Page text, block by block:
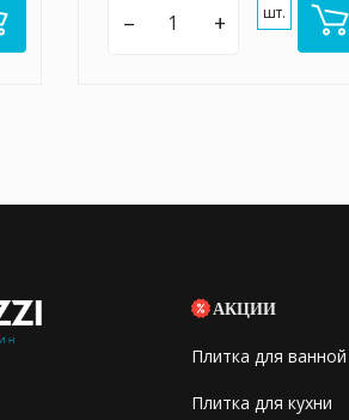
– + шт.
АКЦИИ
Плитка для ванной
Плитка для кухни